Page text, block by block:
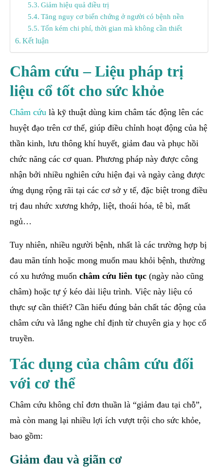
Giảm hiệu quả điều trị
Tăng nguy cơ biến chứng ở người có bệnh nền
Tốn kém chi phí, thời gian mà không cần thiết
Kết luận
Châm cứu – Liệu pháp trị
liệu cổ tốt cho sức khỏe
Châm cứu là kỹ thuật dùng kim châm tác động lên các
huyệt đạo trên cơ thể, giúp điều chỉnh hoạt động của hệ
thần kinh, lưu thông khí huyết, giảm đau và phục hồi
chức năng các cơ quan. Phương pháp này được công
nhận bởi nhiều nghiên cứu hiện đại và ngày càng được
ứng dụng rộng rãi tại các cơ sở y tế, đặc biệt trong điều
trị đau nhức xương khớp, liệt, thoái hóa, tê bì, mất
ngủ…
Tuy nhiên, nhiều người bệnh, nhất là các trường hợp bị
đau mãn tính hoặc mong muốn mau khỏi bệnh, thường
có xu hướng muốn châm cứu liên tục (ngày nào cũng
châm) hoặc tự ý kéo dài liệu trình. Việc này liệu có
thực sự cần thiết? Cần hiểu đúng bản chất tác động của
châm cứu và lắng nghe chỉ định từ chuyên gia y học cổ
truyền.
Tác dụng của châm cứu đối
với cơ thể
Châm cứu không chỉ đơn thuần là “giảm đau tại chỗ”,
mà còn mang lại nhiều lợi ích vượt trội cho sức khỏe,
bao gồm:
Giảm đau và giãn cơ